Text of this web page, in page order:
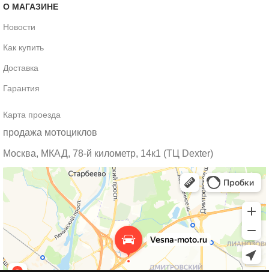
О МАГАЗИНЕ
Новости
Как купить
Доставка
Гарантия
Карта проезда
продажа мотоциклов
Москва, МКАД, 78-й километр, 14к1 (ТЦ Dexter)